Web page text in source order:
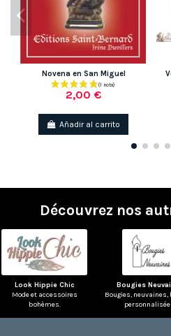
Novena en San Miguel
2,00 €
Añadir al carrito
Découvrez nos
Look Hippie Chic
Mode et accessoires
bohèmes.
Bougies
Bougies, neuvaines,